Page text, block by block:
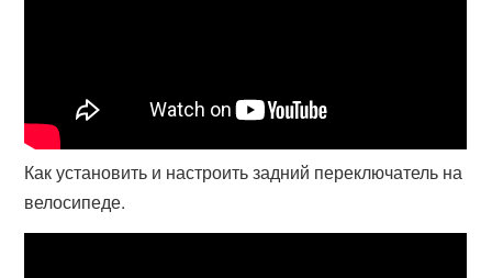
Как установить и настроить задний переключатель на
велосипеде.